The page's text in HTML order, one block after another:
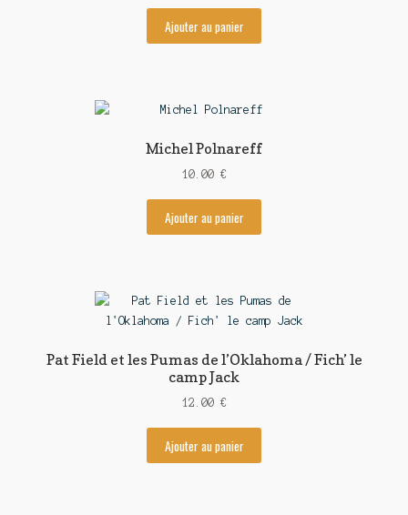
Ajouter au panier
Michel Polnareff
10.00 €
Ajouter au panier
Pat Field et les Pumas de l’Oklahoma / Fich’ le
camp Jack
12.00 €
Ajouter au panier